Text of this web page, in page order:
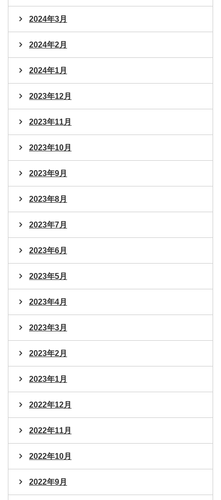
2024年3月
2024年2月
2024年1月
2023年12月
2023年11月
2023年10月
2023年9月
2023年8月
2023年7月
2023年6月
2023年5月
2023年4月
2023年3月
2023年2月
2023年1月
2022年12月
2022年11月
2022年10月
2022年9月